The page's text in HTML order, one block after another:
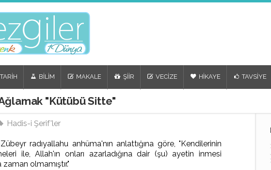
TARİH BİLİM MAKALE ŞİİR VECİZE HİKAYE TAVSİYE
"Kütübü Sitte"
Hadis-i Şerif'ler
radıyallahu anhüma'nın anlattığına göre, "Kendilerinin
ile, Allah'ın onları azarladığına dair (şu) ayetin inmesi
olmamıştır."